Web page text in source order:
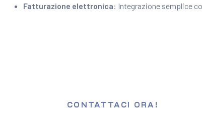
Fatturazione elettronica: Integrazione semplice
CONTATTACI ORA!